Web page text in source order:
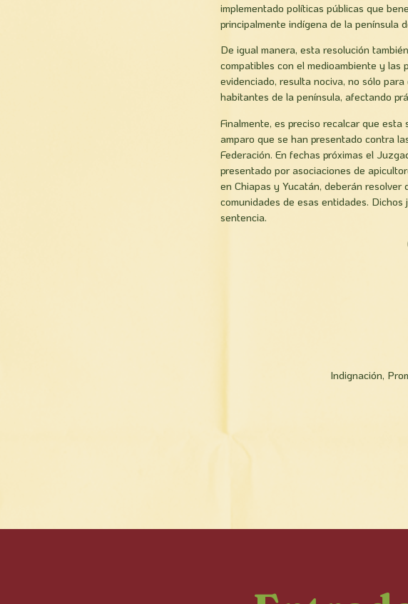
implementado políticas públicas que
principalmente indígena de la península
De igual manera, esta resolución
compatibles con el medioambiente y las
evidenciado, resulta nociva, no sólo
habitantes de la península, afectando
Finalmente, es preciso recalcar que
amparo que se han presentado contra
Federación. En fechas próximas el
presentado por asociaciones de
en Chiapas y Yucatán, deberán
comunidades de esas entidades.
sentencia.
Indignación,